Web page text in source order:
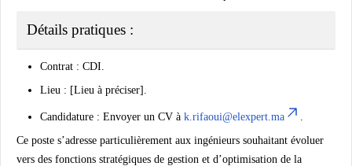
Détails pratiques :
Contrat : CDI.
Lieu : [Lieu à préciser].
Candidature : Envoyer un CV à k.rifaoui@elexpert.ma
Ce poste s’adresse particulièrement aux ingénieurs souhaitant évoluer
vers des fonctions stratégiques de gestion et d’optimisation de la